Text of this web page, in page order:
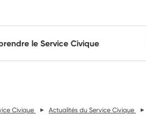
le Service Civique
Civique Actualités du Service Civique